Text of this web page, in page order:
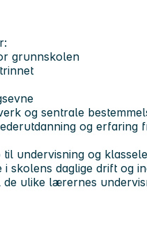
grunnskolen
og sentrale
og erfaring
undervisning og
skolens daglige drift og
ulike lærernes